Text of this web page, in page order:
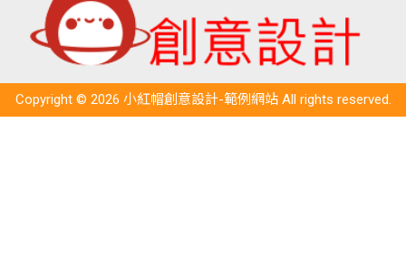
Copyright © 2026 小紅帽創意設計-範例網站 All rights reserved.